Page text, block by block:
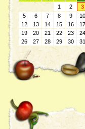
1
2 3
5
6 7 8 9 10
12
13 14 15 16 17
19
20 21 22 23 24
26
27 28 29 30 31